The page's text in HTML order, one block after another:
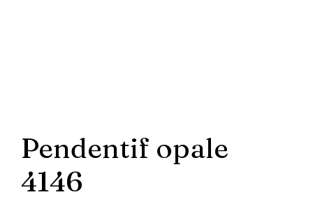
Pendentif opale
4146